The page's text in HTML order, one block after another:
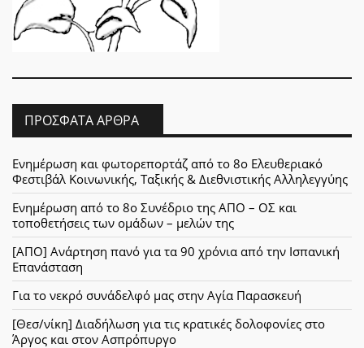
ΠΡΌΣΦΑΤΑ ΆΡΘΡΑ
Ενημέρωση και φωτορεπορτάζ από το 8ο Ελευθεριακό
Φεστιβάλ Κοινωνικής, Ταξικής & Διεθνιστικής Αλληλεγγύης
Ενημέρωση από το 8ο Συνέδριο της ΑΠΟ – ΟΣ και
τοποθετήσεις των ομάδων – μελών της
[ΑΠΟ] Ανάρτηση πανό για τα 90 χρόνια από την Ισπανική
Επανάσταση
Για το νεκρό συνάδελφό μας στην Αγία Παρασκευή
[Θεσ/νίκη] Διαδήλωση για τις κρατικές δολοφονίες στο
Άργος και στον Ασπρόπυργο